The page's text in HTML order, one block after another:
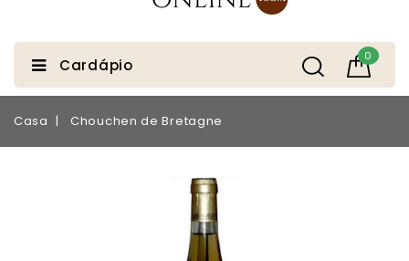
0
Cardápio
Casa Chouchen de Bretagne